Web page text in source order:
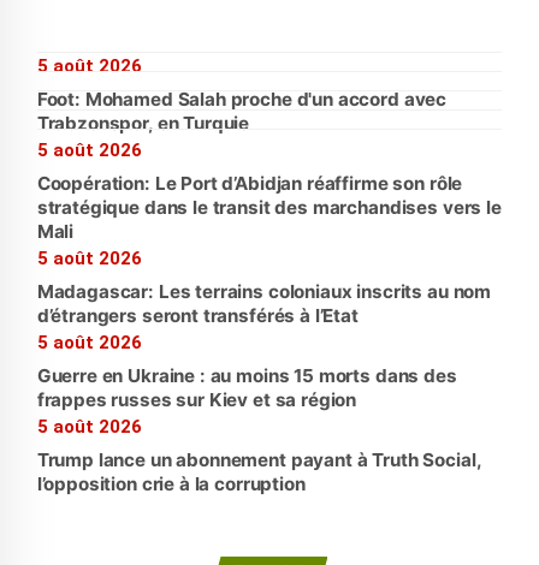
5 août 2026
Foot: Mohamed Salah proche d'un accord avec
Trabzonspor, en Turquie
5 août 2026
Coopération: Le Port d’Abidjan réaffirme son rôle
stratégique dans le transit des marchandises vers le
Mali
5 août 2026
Madagascar: Les terrains coloniaux inscrits au nom
d’étrangers seront transférés à l’Etat
5 août 2026
Guerre en Ukraine : au moins 15 morts dans des
frappes russes sur Kiev et sa région
5 août 2026
Trump lance un abonnement payant à Truth Social,
l’opposition crie à la corruption